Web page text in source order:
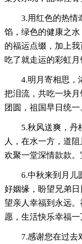
3.用红色的热情
馅，绿色的健康之
的福运点缀，加上
吃了就走运的彩虹
4.明月寄相思，
把泪流，共吃一块
团圆，祖国早日统一
5.秋风送爽，丹
人，在水一方，道
欢聚一堂深情款款
6.中秋来到月儿
好姻缘，盼望兄弟
望亲人幸福到永远
愿，生活快乐幸福一
7.感谢您在过去